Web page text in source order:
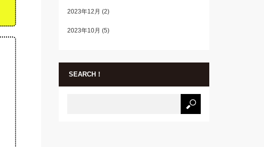
2023年12月 (2)
2023年10月 (5)
SEARCH！